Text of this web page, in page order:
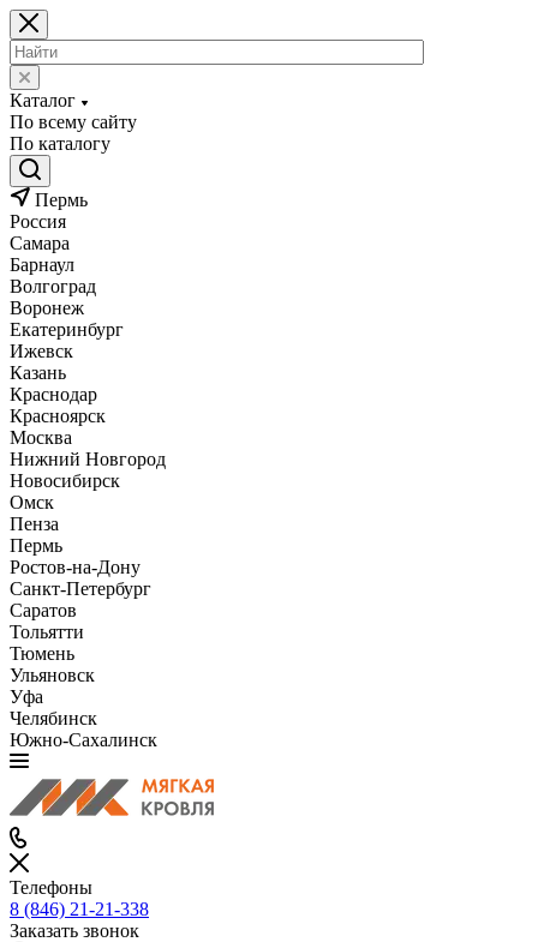
Каталог
По всему сайту
По каталогу
Пермь
Россия
Самара
Барнаул
Волгоград
Воронеж
Екатеринбург
Ижевск
Казань
Краснодар
Красноярск
Москва
Нижний Новгород
Новосибирск
Омск
Пенза
Пермь
Ростов-на-Дону
Санкт-Петербург
Саратов
Тольятти
Тюмень
Ульяновск
Уфа
Челябинск
Южно-Сахалинск
Телефоны
8 (846) 21-21-338
Заказать звонок